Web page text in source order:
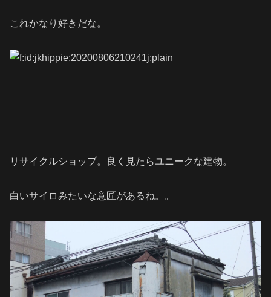
これかなり好きだな。
リサイクルショップ。良く見たらユニークな建物。
白いサイロみたいな意匠があるね。。